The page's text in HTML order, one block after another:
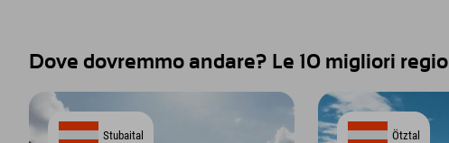
Dove dovremmo andare? Le 10 migliori
Stubaital Ötztal